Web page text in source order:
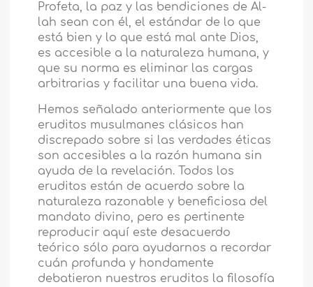
Profeta, la paz y las bendiciones de Al-
lah sean con él, el estándar de lo que
está bien y lo que está mal ante Dios,
es accesible a la naturaleza humana, y
que su norma es eliminar las cargas
arbitrarias y facilitar una buena vida.
Hemos señalado anteriormente que los
eruditos musulmanes clásicos han
discrepado sobre si las verdades éticas
son accesibles a la razón humana sin
ayuda de la revelación. Todos los
eruditos están de acuerdo sobre la
naturaleza razonable y beneficiosa del
mandato divino, pero es pertinente
reproducir aquí este desacuerdo
teórico sólo para ayudarnos a recordar
cuán profunda y hondamente
debatieron nuestros eruditos la filosofía